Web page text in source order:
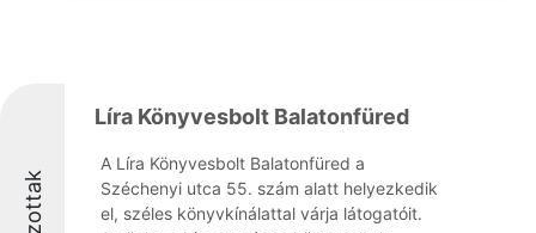
Líra Könyvesbolt Balatonfüred
A Líra Könyvesbolt Balatonfüred a
Széchenyi utca 55. szám alatt helyezkedik
el, széles könyvkínálattal várja látogatóit.